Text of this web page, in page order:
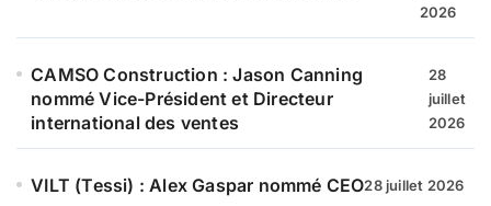
2026
CAMSO Construction : Jason Canning
nommé Vice-Président et Directeur
international des ventes
28
juillet
2026
VILT (Tessi) : Alex Gaspar nommé CEO28 juillet 2026